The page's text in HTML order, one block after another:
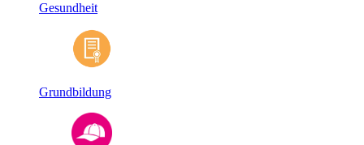
Gesundheit
Grundbildung